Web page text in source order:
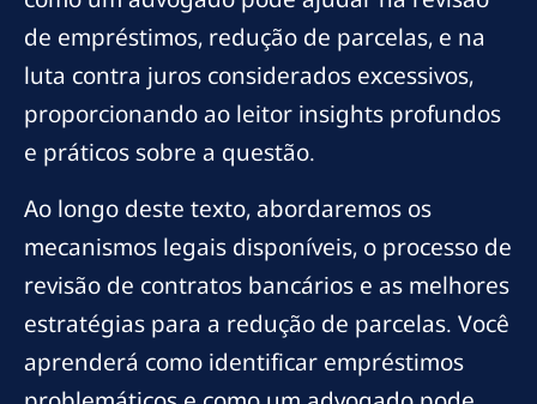
de empréstimos, redução de parcelas, e na
luta contra juros considerados excessivos,
proporcionando ao leitor insights profundos
e práticos sobre a questão.
Ao longo deste texto, abordaremos os
mecanismos legais disponíveis, o processo de
revisão de contratos bancários e as melhores
estratégias para a redução de parcelas. Você
aprenderá como identificar empréstimos